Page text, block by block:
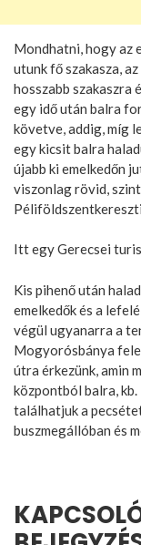
Mondhatni, hogy az
utunk fő szakasza,
hosszabb szakaszra
egy idő után balra
követve, addig, míg
egy kicsit balra
újabb ki emelkedőn
viszonlag rövid,
Itt egy Gerecsei
Kis pihenő után
emelkedők és a
végül ugyanarra a
Mogyorósbánya
útra érkezünk, amin
központból balra,
találhatjuk a
buszmegállóban és